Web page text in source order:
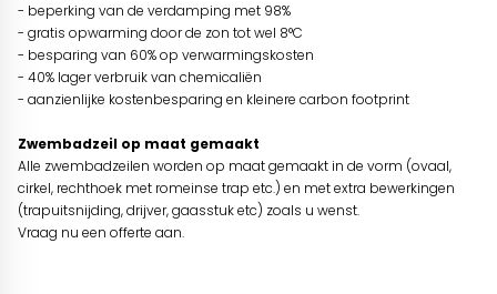
- beperking van de verdamping met 98%
- gratis opwarming door de zon tot wel 8°C
- besparing van 60% op verwarmingskosten
- 40% lager verbruik van chemicaliën
- aanzienlijke kostenbesparing en kleinere carbon footprint
Zwembadzeil op maat gemaakt
Alle zwembadzeilen worden op maat gemaakt in de vorm (ovaal,
cirkel, rechthoek met romeinse trap etc.) en met extra bewerkingen
(trapuitsnijding, drijver, gaasstuk etc) zoals u wenst.
Vraag nu een offerte aan.